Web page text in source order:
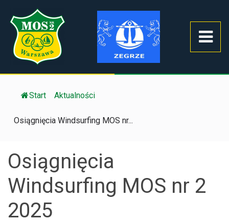
Start Aktualności
Osiągnięcia Windsurfing MOS nr...
Osiągnięcia
Windsurfing MOS nr 2
2025